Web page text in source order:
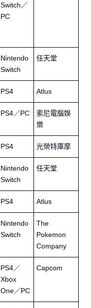
Switch／
PC
Nintendo
Switch
任天堂
PS4 Atlus
PS4／PC
索尼電腦娛
樂
PS4 光榮特庫摩
Nintendo
Switch
任天堂
PS4 Atlus
Nintendo
Switch
The
Pokemon
Company
PS4／
Xbox
One／PC
Capcom